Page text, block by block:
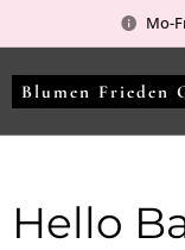
Mo-
Blumen Frieden
Hello